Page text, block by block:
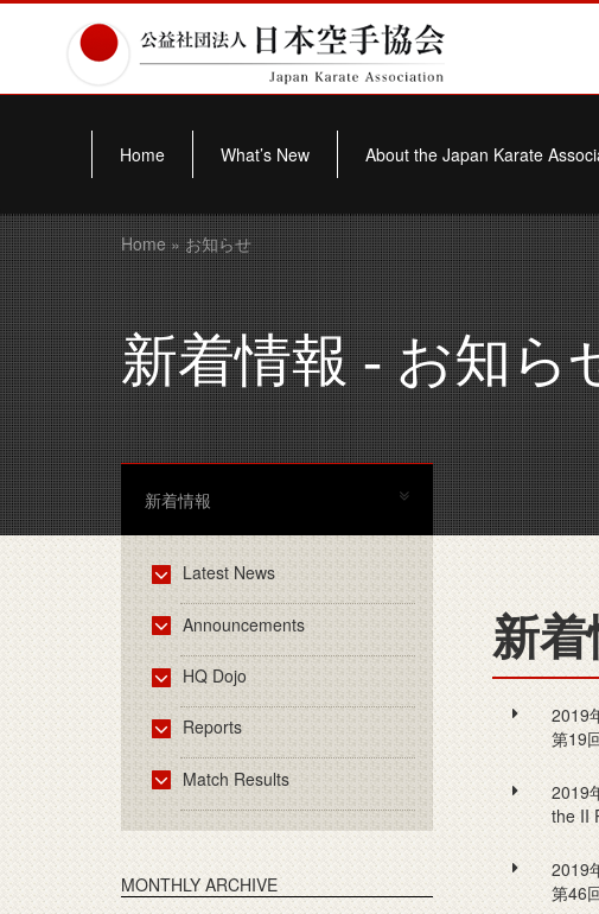
Home What’s New About the Japan Karate
Home» お知らせ
新着情報 - お知ら
新着情報
新
2019
第19
2019
the II
2019
第46
Latest News
Announcements
HQ Dojo
Reports
Match Results
MONTHLY ARCHIVE